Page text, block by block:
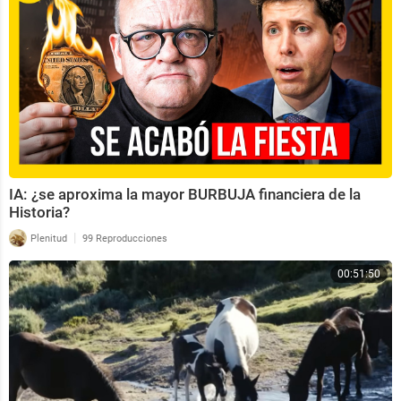
IA: ¿se aproxima la mayor BURBUJA financiera de la
Historia?
Plenitud | 99 Reproducciones
00:51:50